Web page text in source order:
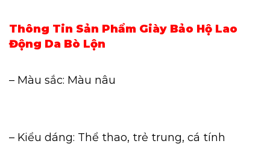
Thông Tin Sản Phẩm Giày Bảo Hộ Lao
Động Da Bò Lộn
– Màu sắc: Màu nâu
– Kiểu dáng: Thể thao, trẻ trung, cá tính